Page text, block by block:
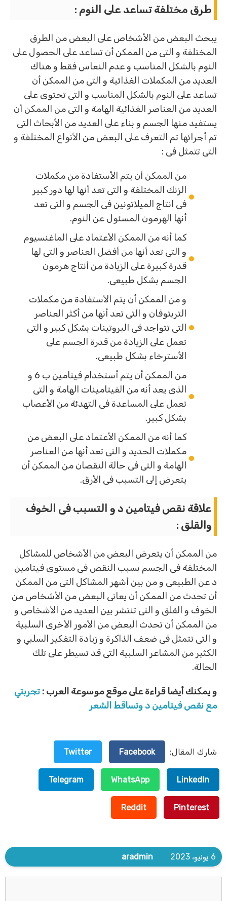
طرق مختلفة تساعد على النوم :
يبحث البعض من الأشخاص على البعض من الطرق
المختلفة و التى من الممكن أن تساعد على الحصول على
النوم بالشكل المناسب و عدم النعاس فقط و هناك
العديد من المكملات الغذائية و التى من الممكن أن
تساعد على النوم بالشكل المناسب و التى تحتوى على
العديد من العناصر الغذائية الهامة و التى من الممكن أن
يستفيد منها الجسم و بناء على العديد من الأبحاث التى
تم أجرائها تم التعرف على البعض من الأنواع المختلفة و
التى تتمثل فى :
من الممكن أن يتم الأستفادة من مكملات
الزنك المختلفة و التى تعد أنها لها دور كبير
فى انتاج الميلاتونين فى الجسم و التى تعد
أنها الهرمون المسئول عن النوم.
كما أنه من الممكن الأعتماد على الماغنسيوم
و التى تعد أنها من أفضل العناصر و التى لها
قدرة كبيرة على الزيادة من أنتاج هرمون
الجسم بشكل طبيعى.
و من الممكن أن يتم الأستفادة من مكملات
التربتوفان و التى تعد أنها من أكثر العناصر
التى تتواجد فى البروتينات بشكل كبير و التى
تعمل على الزيادة من قدرة الجسم على
الأسترخاء بشكل طبيعى.
من الممكن أن يتم أستخدام فيتامين ب 6 و
الذى يعد أنه من الفيتامينات الهامة و التى
تعمل على المساعدة فى التهدئة من الأعصاب
بشكل كبير.
كما أنه من الممكن الأعتماد على البعض من
مكملات الحديد و التى تعد أنها من العناصر
الهامة و التى فى حالة النقصان من الممكن أن
يتعرض إلى التسبب فى الأرق.
علاقة نقص فيتامين د و التسبب فى الخوف
والقلق :
من الممكن أن يتعرض البعض من الأشخاص للمشاكل
المختلفة فى الجسم بسبب النقص فى مستوى فيتامين
د عن الطبيعى و من بين أشهر المشاكل التى من الممكن
أن تحدث من الممكن أن يعانى البعض من الأشخاص من
الخوف و القلق و التى تنتشر بين العديد من الأشخاص و
من الممكن أن تحدث البعض من الأمور الأخرى السلبية
و التى تتمثل فى ضعف الذاكرة و زيادة التفكير السلبي و
الكثير من المشاعر السلبية التى قد تسيطر على تلك
الحالة.
و يمكنك أيضا قراءة على موقع موسوعة العرب : تجربتي
مع نقص فيتامين د وتساقط الشعر
شارك المقال: Facebook
Twitter
LinkedIn
WhatsApp
Telegram
Pinterest
Reddit
6 يونيو، 2023 aradmin